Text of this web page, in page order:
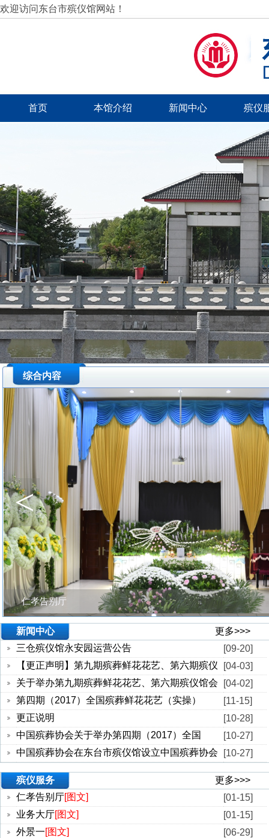
欢迎访问东台市殡仪馆网站！
首页 本馆介绍 新闻中心 殡仪
综合内容
仁孝告别厅
业务大厅
<
新闻中心
更多>>>
三仓殡仪馆永安园运营公告
[09-20]
【更正声明】第九期殡葬鲜花花艺、第六期殡仪
[04-03]
关于举办第九期殡葬鲜花花艺、第六期殡仪馆会
[04-02]
第四期（2017）全国殡葬鲜花花艺（实操）
[11-15]
更正说明
[10-28]
中国殡葬协会关于举办第四期（2017）全国
[10-27]
中国殡葬协会在东台市殡仪馆设立中国殡葬协会
[10-27]
殡仪服务
更多>>>
仁孝告别厅[图文]
[01-15]
业务大厅[图文]
[01-15]
外景一[图文]
[06-29]